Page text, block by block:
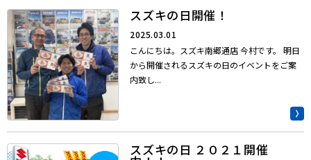
スズキの日開催！
2025.03.01
こんにちは。スズキ南郷通店 今村です。 明日
から開催されるスズキの日のイベントをご案
内致し...
スズキの日 ２０２１開催